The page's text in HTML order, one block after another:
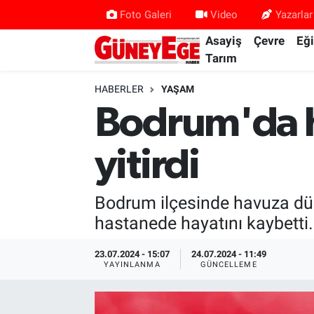
Foto Galeri Video Yazarlar
Asayiş Çevre
Tarım
HABERLER YAŞAM
Bodrum'da
yitirdi
Bodrum ilçesinde havuza
hastanede hayatını kaybetti.
23.07.2024 - 15:07
YAYINLANMA
24.07.2024 - 11:49
GÜNCELLEME
Kültür Sanat
İstanbul Hava Durumu
İstanbul Trafik Yoğunluk Haritası
Süper Lig Puan Durumu ve Fikstür
Tüm Manşetler
Son Dakika Haberleri
Haber Arşivi